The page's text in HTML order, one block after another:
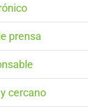
prensa
cercano